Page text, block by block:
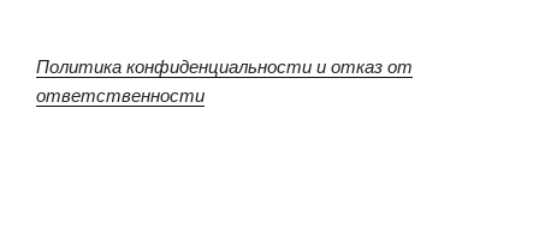
Политика конфиденциальности и отказ от
ответственности